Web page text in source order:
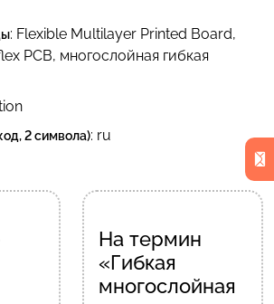
: Flexible Multilayer Printed Board,
PCB, многослойная гибкая
2 символа): ru
На термин
«Гибкая
многослойная